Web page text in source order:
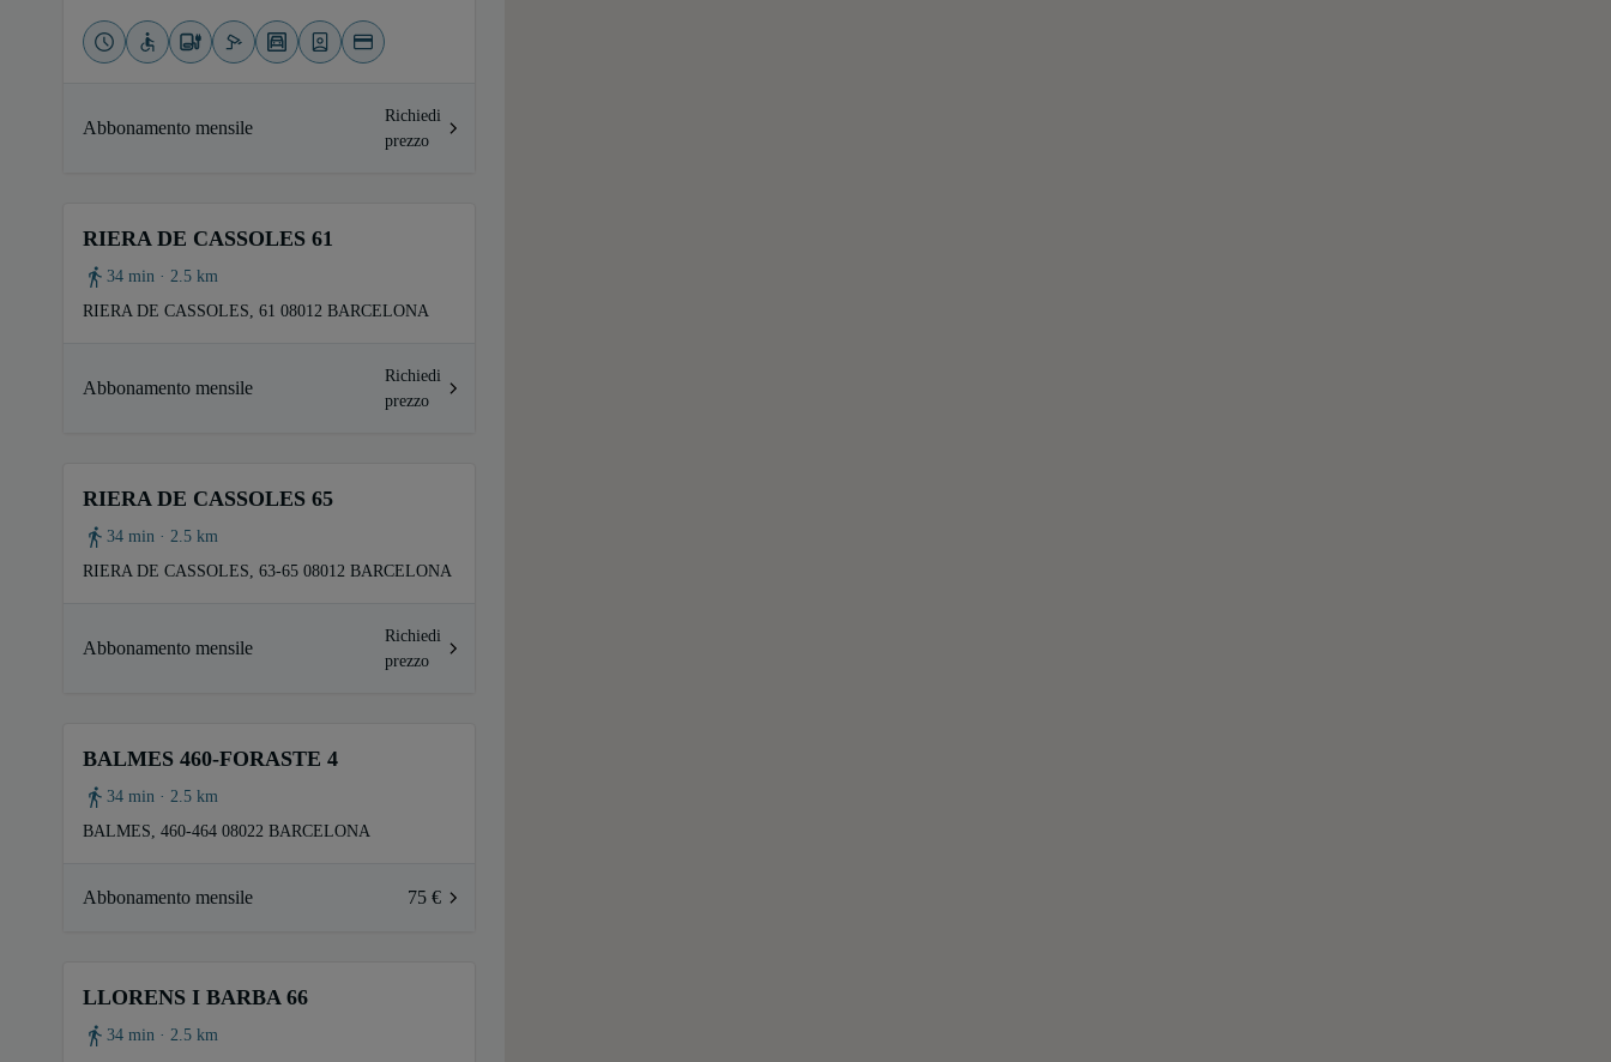
Abbonamento mensile
Richiedi
prezzo
RIERA DE CASSOLES 61
34 min · 2.5 km
RIERA DE CASSOLES, 61 08012 BARCELONA
Abbonamento mensile
Richiedi
prezzo
RIERA DE CASSOLES 65
34 min · 2.5 km
RIERA DE CASSOLES, 63-65 08012 BARCELONA
Abbonamento mensile
Richiedi
prezzo
BALMES 460-FORASTE 4
34 min · 2.5 km
BALMES, 460-464 08022 BARCELONA
Abbonamento mensile 75 €
LLORENS I BARBA 66
34 min · 2.5 km